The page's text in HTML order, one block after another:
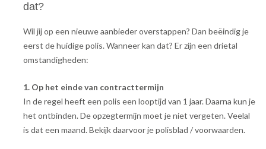
dat?
Wil jij op een nieuwe aanbieder overstappen? Dan beëindig je
eerst de huidige polis. Wanneer kan dat? Er zijn een drietal
omstandigheden:
1. Op het einde van contracttermijn
In de regel heeft een polis een looptijd van 1 jaar. Daarna kun je
het ontbinden. De opzegtermijn moet je niet vergeten. Veelal
is dat een maand. Bekijk daarvoor je polisblad / voorwaarden.